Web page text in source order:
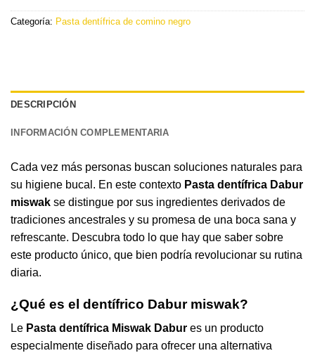
Categoría: Pasta dentífrica de comino negro
DESCRIPCIÓN
INFORMACIÓN COMPLEMENTARIA
Cada vez más personas buscan soluciones naturales para
su higiene bucal. En este contexto Pasta dentífrica Dabur
miswak se distingue por sus ingredientes derivados de
tradiciones ancestrales y su promesa de una boca sana y
refrescante. Descubra todo lo que hay que saber sobre
este producto único, que bien podría revolucionar su rutina
diaria.
¿Qué es el dentífrico Dabur miswak?
Le Pasta dentífrica Miswak Dabur es un producto
especialmente diseñado para ofrecer una alternativa